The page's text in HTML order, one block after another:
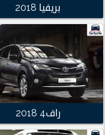
بريفيا 2018
راف4 2018